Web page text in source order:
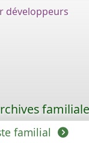
développeurs
familial